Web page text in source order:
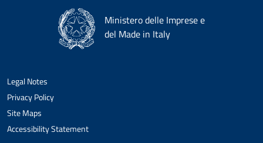
Ministero delle Imprese e
del Made in Italy
Legal Notes
Privacy Policy
Site Maps
Accessibility Statement